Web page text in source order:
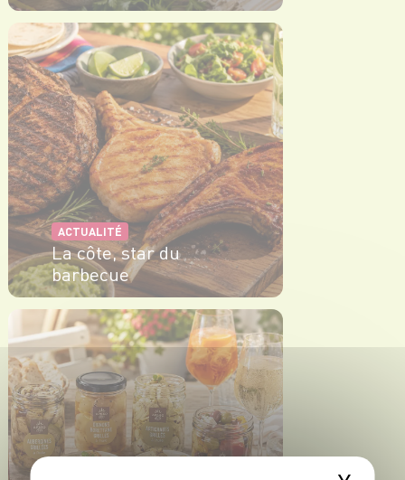
EN SAVOIR PLUS
ACTUALITÉ
La côte, star du
barbecue
EN SAVOIR PLUS